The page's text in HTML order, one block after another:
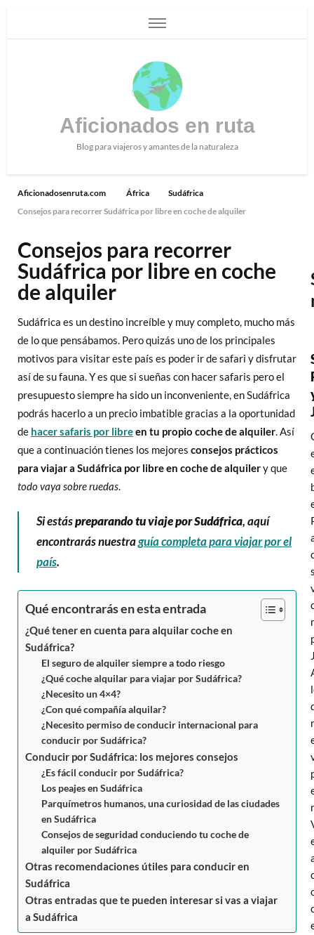
Aficionados en ruta
Blog para viajeros y amantes de la naturaleza
Aficionadosenruta.com África
Sudáfrica
Consejos para recorrer Sudáfrica por libre en coche de alquiler
Consejos para recorrer
Sudáfrica por libre en coche
de alquiler
Sudáfrica es un destino increíble y muy completo, mucho más
de lo que pensábamos. Pero quizás uno de los principales
motivos para visitar este país es poder ir de safari y disfrutar
así de su fauna. Y es que si sueñas con hacer safaris pero el
presupuesto siempre ha sido un inconveniente, en Sudáfrica
podrás hacerlo a un precio imbatible gracias a la oportunidad
de hacer safaris por libreen tu propio coche de alquiler. Así
que a continuación tienes los mejores consejos prácticos
para viajar a Sudáfrica por libre en coche de alquilery que
todo vaya sobre ruedas.
Si estáspreparando tu viaje por Sudáfrica, aquí
encontrarás nuestraguía completa para viajar por el
país.
Qué encontrarás en esta entrada
¿Qué tener en cuenta para alquilar coche en
Sudáfrica?
El seguro de alquiler siempre a todo riesgo
¿Qué coche alquilar para viajar por Sudáfrica?
¿Necesito un 4×4?
¿Con qué compañía alquilar?
¿Necesito permiso de conducir internacional para
conducir por Sudáfrica?
Conducir por Sudáfrica: los mejores consejos
¿Es fácil conducir por Sudáfrica?
Los peajes en Sudáfrica
Parquímetros humanos, una curiosidad de las ciudades
en Sudáfrica
Consejos de seguridad conduciendo tu coche de
alquiler por Sudáfrica
Otras recomendaciones útiles para conducir en
Sudáfrica
Otras entradas que te pueden interesar si vas a viajar
a Sudáfrica